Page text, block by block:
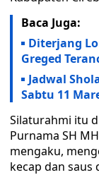
Baca Juga:
Diterjang
Greged
Jadwal
Sabtu 11
Silaturahmi itu
Purnama SH
mengaku,
kecap dan saus